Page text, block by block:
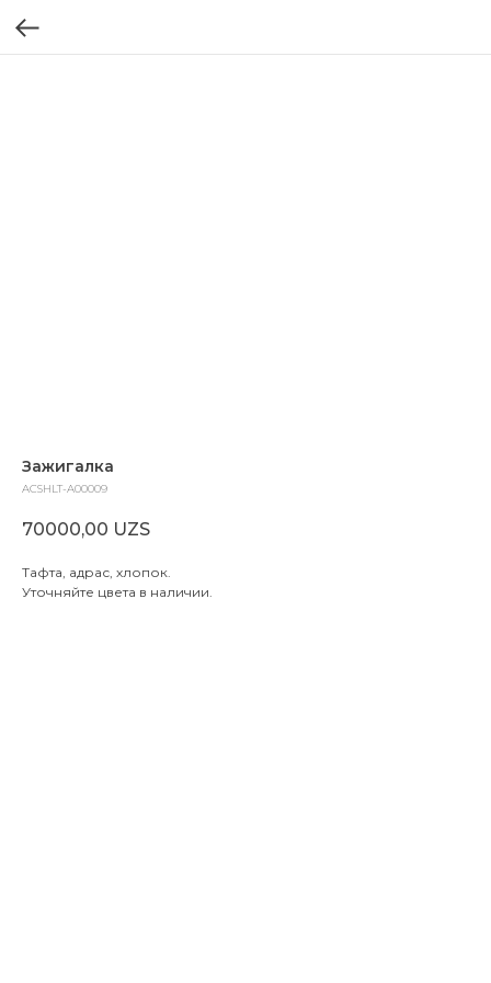
Зажигалка
ACSHLT-A00009
70000,00 UZS
Тафта, адрас, хлопок.
Уточняйте цвета в наличии.